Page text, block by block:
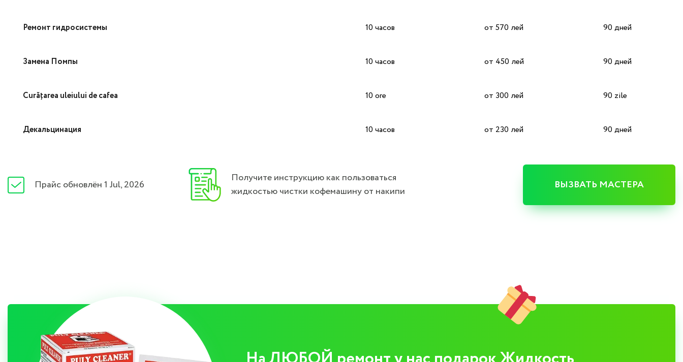
Ремонт гидросистемы 10 часов от 570 лей 90 дней
Замена Помпы 10 часов от 450 лей 90 дней
Curățarea uleiului de cafea 10 ore от 300 лей 90 zile
Декальцинация 10 часов от 230 лей 90 дней
Прайс обновлён 1 Jul, 2026
Получите инструкцию как пользоваться
жидкостью чистки кофемашину от накипи
ВЫЗВАТЬ МАСТЕРА